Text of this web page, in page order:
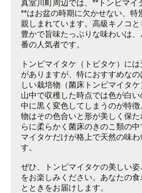
真室川町周辺では、**トンビマイ
**はお盆の時期に欠かせない、特
親しまれています。高級キノコと
豊かで旨味たっぷりな味わいは
番の人気者です。
トンビマイタケ（トビタケ）に
がありますが、特におすすめな
しい栽培物（菌床トンビマイタケ
山中で収穫した時点では色が白
中に黒く変色してしまうのが特
物はその色合いと形が美しく保た
らに柔らかく菌床のきのこ類の
マイタケだけが格上で天然の味わ
す。
ぜひ、トンビマイタケの美しい姿
をお楽しみください。あなたの
とときをお届けします。